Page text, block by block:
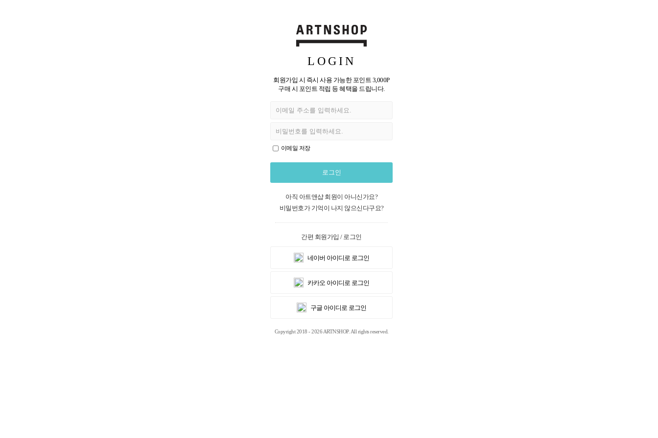
LOGIN
회원가입 시 즉시 사용 가능한 포인트 3,000P
구매 시 포인트 적립 등 혜택을 드립니다.
이메일 저장
로그인
아직 아트앤샵 회원이 아니신가요?
비밀번호가 기억이 나지 않으신다구요?
간편 회원가입 / 로그인
네이버 아이디로 로그인
카카오 아이디로 로그인
구글 아이디로 로그인
Copyright 2018 - 2026 ARTNSHOP. All rights reserved.